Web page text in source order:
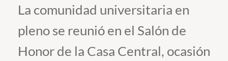
Admisión
Pregrado
La comunidad universitaria en
pleno se reunió en el Salón de
Honor de la Casa Central, ocasión